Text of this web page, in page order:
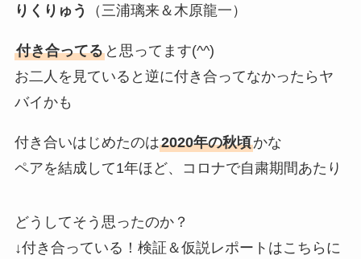
りくりゅう （三浦璃来＆木原龍一）
付き合ってると思ってます(^^)
お二人を見ていると逆に付き合ってなかったらヤ
バイかも
付き合いはじめたのは2020年の秋頃かな
ペアを結成して1年ほど、コロナで自粛期間あたり
どうしてそう思ったのか？
↓付き合っている！検証＆仮説レポートはこちらに